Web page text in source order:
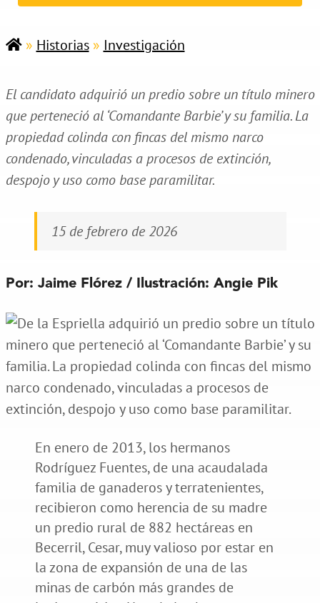
» Historias» Investigación
El candidato adquirió un predio sobre un título minero
que perteneció al ‘Comandante Barbie’ y su familia. La
propiedad colinda con fincas del mismo narco
condenado, vinculadas a procesos de extinción,
despojo y uso como base paramilitar.
15 de febrero de 2026
Por: Jaime Flórez / Ilustración: Angie Pik
En enero de 2013, los hermanos
Rodríguez Fuentes, de una acaudalada
familia de ganaderos y terratenientes,
recibieron como herencia de su madre
un predio rural de 882 hectáreas en
Becerril, Cesar, muy valioso por estar en
la zona de expansión de una de las
minas de carbón más grandes de